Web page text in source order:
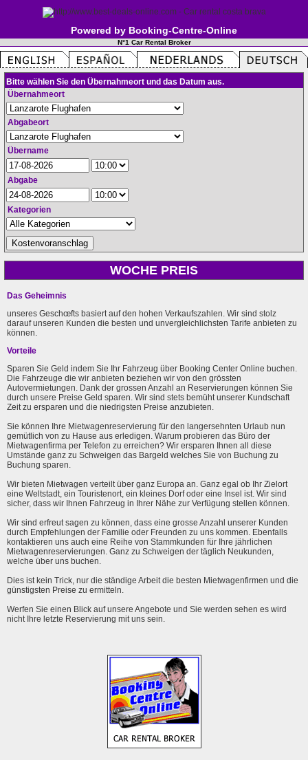
Powered by Booking-Centre-Online
N°1 Car Rental Broker
Bitte wählen Sie den Übernahmeort und das Datum aus.
Übernahmeort
Abgabeort
Übername
Abgabe
Kategorien
WOCHE PREIS
Das Geheimnis
unseres Geschœfts basiert auf den hohen Verkaufszahlen. Wir sind stolz
darauf unseren Kunden die besten und unvergleichlichsten Tarife anbieten zu
können.
Vorteile
Sparen Sie Geld indem Sie Ihr Fahrzeug über Booking Center Online buchen.
Die Fahrzeuge die wir anbieten beziehen wir von den grössten
Autovermietungen. Dank der grossen Anzahl an Reservierungen können Sie
durch unsere Preise Geld sparen. Wir sind stets bemüht unserer Kundschaft
Zeit zu ersparen und die niedrigsten Preise anzubieten.
Sie können Ihre Mietwagenreservierung für den langersehnten Urlaub nun
gemütlich von zu Hause aus erledigen. Warum probieren das Büro der
Mietwagenfirma per Telefon zu erreichen? Wir ersparen Ihnen all diese
Umstände ganz zu Schweigen das Bargeld welches Sie von Buchung zu
Buchung sparen.
Wir bieten Mietwagen verteilt über ganz Europa an. Ganz egal ob Ihr Zielort
eine Weltstadt, ein Touristenort, ein kleines Dorf oder eine Insel ist. Wir sind
sicher, dass wir Ihnen Fahrzeug in Ihrer Nähe zur Verfügung stellen können.
Wir sind erfreut sagen zu können, dass eine grosse Anzahl unserer Kunden
durch Empfehlungen der Familie oder Freunden zu uns kommen. Ebenfalls
kontaktieren uns auch eine Reihe von Stammkunden für Ihre jährlichen
Mietwagenreservierungen. Ganz zu Schweigen der täglich Neukunden,
welche über uns buchen.
Dies ist kein Trick, nur die ständige Arbeit die besten Mietwagenfirmen und die
günstigsten Preise zu ermitteln.
Werfen Sie einen Blick auf unsere Angebote und Sie werden sehen es wird
nicht Ihre letzte Reservierung mit uns sein.